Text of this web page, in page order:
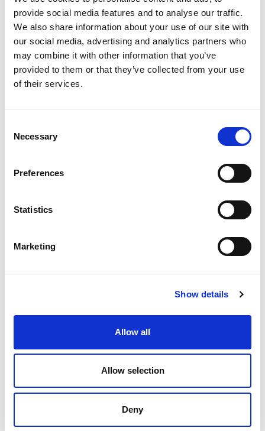
provide social media features and to analyse our traffic.
We also share information about your use of our site with
our social media, advertising and analytics partners who
may combine it with other information that you’ve
provided to them or that they’ve collected from your use
of their services.
Selection
Necessary
Preferences
Statistics
Marketing
Show details
Allow all
Allow selection
Deny
Eisentransport durchführen, Eisen abschlacken,
Temperatur messen, Probe entnehmen und
Gießstrahlimpfung vorbereiten
Daten dokumentieren (z.B. Temperatur, Kasten-
Nr., Formaten)
Störungen und Mängel dem Vorgesetzten
mitteilen und bei der Behebung mitwirken
Ihr Profil:
Geschick
Keine Angst vor hohen Temperaturen und
Hohes Verantwortungsbewusstsein und
Körperliche Belastbarkeit und Teamfähigkeit
Sorgfältige und selbstständige Arbeitsweise
Bereitschaft zur Schicht- und Wochenendarbeit